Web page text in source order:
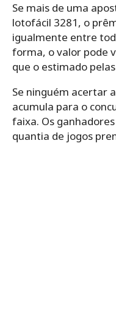
Se mais de uma
lotofácil 3281, o
igualmente entre
forma, o valor pode
que o estimado
Se ninguém acertar
acumula para o
faixa. Os
quantia de jogos